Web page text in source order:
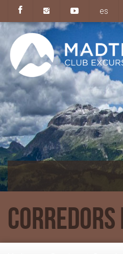
es
Corredors